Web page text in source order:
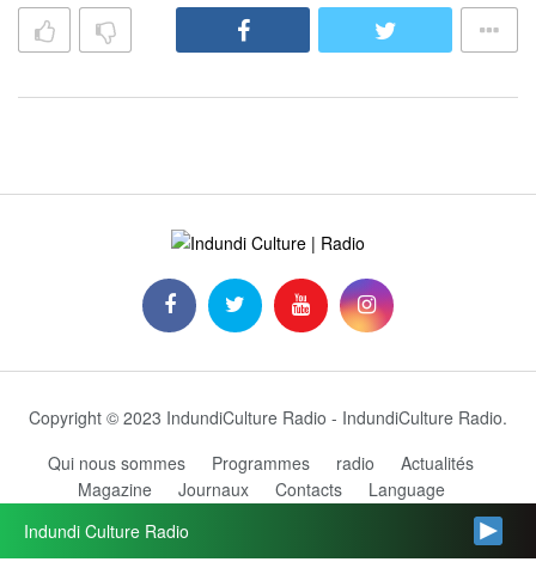
Copyright © 2023 IndundiCulture Radio - IndundiCulture Radio.
Qui nous sommes
Programmes radio
Actualités
Magazine
Journaux Contacts
Language
Indundi Culture Radio